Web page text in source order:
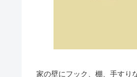
家の壁にフック、棚、手すり